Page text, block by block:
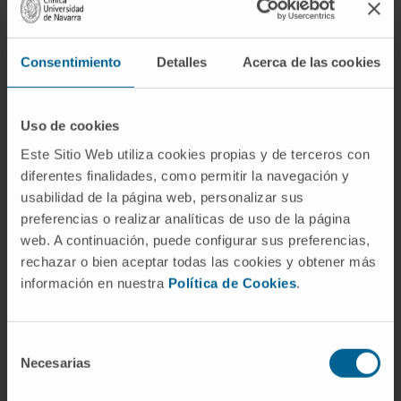
Consentimiento Detalles Acerca de las cookies
Uso de cookies
Este Sitio Web utiliza cookies propias y de terceros con
diferentes finalidades, como permitir la navegación y
usabilidad de la página web, personalizar sus
preferencias o realizar analíticas de uso de la página
web. A continuación, puede configurar sus preferencias,
rechazar o bien aceptar todas las cookies y obtener más
información en nuestra Política de Cookies.
Necesarias
en Onco-Hematología desde 2020.
En investigación
colaboradora en capítulos de libros de la
especialidad.
Ha colaborado en más de 30
comunicaciones a congresos nacionales e
internacionales.